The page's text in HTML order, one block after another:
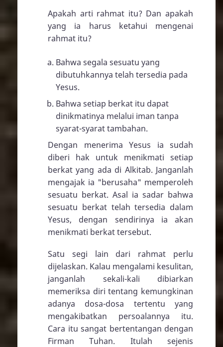
Apakah arti rahmat itu? Dan apakah
yang ia harus ketahui mengenai
rahmat itu?
Bahwa segala sesuatu yang
dibutuhkannya telah tersedia pada
Yesus.
Bahwa setiap berkat itu dapat
dinikmatinya melalui iman tanpa
syarat-syarat tambahan.
Dengan menerima Yesus ia sudah
diberi hak untuk menikmati setiap
berkat yang ada di Alkitab. Janganlah
mengajak ia "berusaha" memperoleh
sesuatu berkat. Asal ia sadar bahwa
sesuatu berkat telah tersedia dalam
Yesus, dengan sendirinya ia akan
menikmati berkat tersebut.
Satu segi lain dari rahmat perlu
dijelaskan. Kalau mengalami kesulitan,
janganlah sekali-kali dibiarkan
memeriksa diri tentang kemungkinan
adanya dosa-dosa tertentu yang
mengakibatkan persoalannya itu.
Cara itu sangat bertentangan dengan
Firman Tuhan. Itulah sejenis